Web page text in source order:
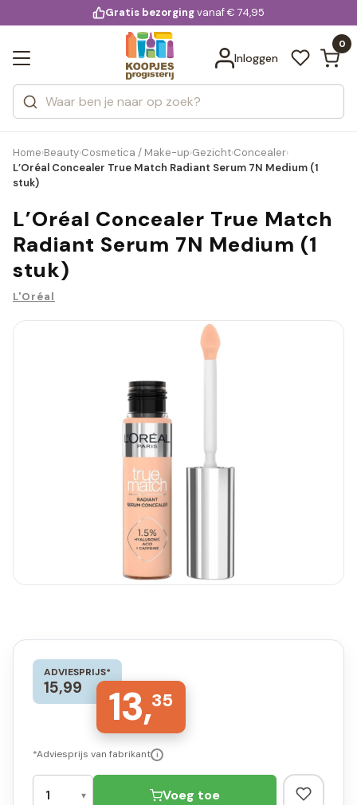
voor 20:00 uur besteld
Gratis bezorgingvanaf € 74,95
Inloggen
0
Zoeken
Categorieën
Merken
Bekijk alle resultaten
Home›Beauty›Cosmetica / Make-up›Gezicht›Concealer›
L’Oréal Concealer True Match Radiant Serum 7N Medium (1
stuk)
L’Oréal Concealer True Match
Radiant Serum 7N Medium (1
stuk)
L'Oréal
ADVIESPRIJS*
15,99 13,35
*Adviesprijs van fabrikant i
Voeg toe